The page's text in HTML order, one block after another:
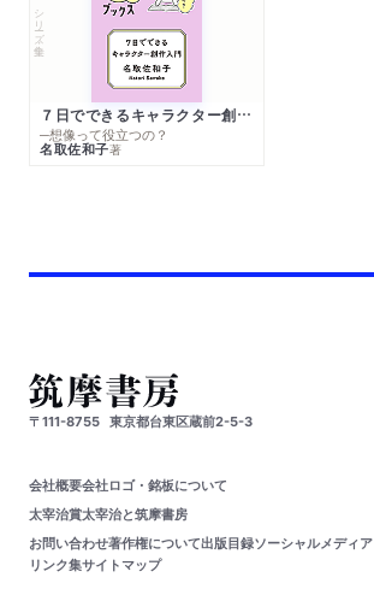
シリーズ・全集
７日でできるキャラクター創作入門
─想像って役立つの？
名取佐和子著
〒111-8755 東京都台東区蔵前2-5-3
会社概要会社ロゴ・銘板について
太宰治賞太宰治と筑摩書房
お問い合わせ著作権について出版目録ソーシャルメディア
リンク集サイトマップ